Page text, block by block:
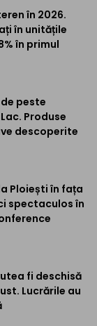
în 2026.
în unitățile
în primul
peste
Produse
descoperite
Ploiești în fața
spectaculos în
fi deschisă
Lucrările au